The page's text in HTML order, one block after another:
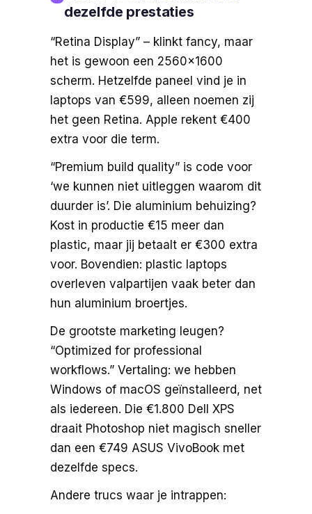
dezelfde prestaties
“Retina Display” – klinkt fancy, maar
het is gewoon een 2560×1600
scherm. Hetzelfde paneel vind je in
laptops van €599, alleen noemen zij
het geen Retina. Apple rekent €400
extra voor die term.
“Premium build quality” is code voor
‘we kunnen niet uitleggen waarom dit
duurder is’. Die aluminium behuizing?
Kost in productie €15 meer dan
plastic, maar jij betaalt er €300 extra
voor. Bovendien: plastic laptops
overleven valpartijen vaak beter dan
hun aluminium broertjes.
De grootste marketing leugen?
“Optimized for professional
workflows.” Vertaling: we hebben
Windows of macOS geïnstalleerd, net
als iedereen. Die €1.800 Dell XPS
draait Photoshop niet magisch sneller
dan een €749 ASUS VivoBook met
dezelfde specs.
Andere trucs waar je intrappen: